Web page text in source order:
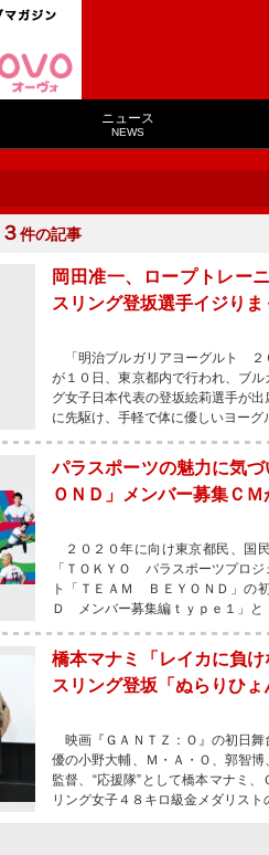
ニュース
NEWS
３件の記事
岡田准一、ロープトレ
スリング登坂選手イジりま
「明治ブルガリアヨーグルト ２
が１０日、東京都内で行われ、ブ
グ女子日本代表の登坂絵莉選手が
に先駆け、手軽で体に優しいヨーグ
パラスポーツの魅力に気
ＯＮＤ」メンバー募集Ｃ
２０２０年に向け東京都民、国
「ＴＯＫＹＯ パラスポーツプロ
ト「ＴＥＡＭ ＢＥＹＯＮＤ」の
Ｄ メンバー募集編ｔｙｐｅ１」と
橋本マナミ「レイカに負
スリング登坂「ぬらりひょ
映画『ＧＡＮＴＺ：Ｏ』の初日舞
優の小野大輔、Ｍ・Ａ・Ｏ、郭智
監督、“応援隊”として橋本マナミ
リング女子４８キロ級金メダリスト